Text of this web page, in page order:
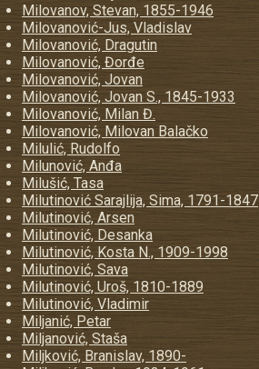
Milovanov, Stevan, 1855-1946
Milovanović-Jus, Vladislav
Milovanović, Dragutin
Milovanović, Đorđe
Milovanović, Jovan
Milovanović, Jovan S., 1845-1933
Milovanović, Milan Đ.
Milovanović, Milovan Balačko
Milulić, Rudolfo
Milunović, Anđa
Milušić, Tasa
Milutinović Sarajlija, Sima, 1791-1847
Milutinović, Arsen
Milutinović, Desanka
Milutinović, Kosta N., 1909-1998
Milutinović, Sava
Milutinović, Uroš, 1810-1889
Milutinović, Vladimir
Miljanić, Petar
Miljanović, Staša
Miljković, Branislav, 1890-